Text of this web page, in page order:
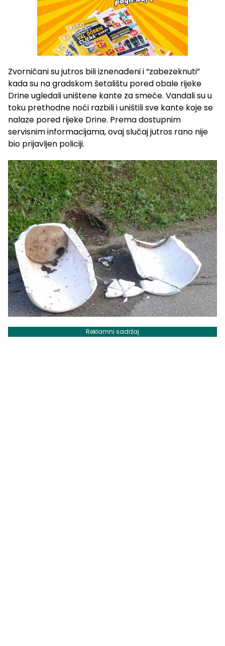
Zvorničani su jutros bili iznenađeni i “zabezeknuti”
kada su na gradskom šetalištu pored obale rijeke
Drine ugledali uništene kante za smeće. Vandali su u
toku prethodne noći razbili i uništili sve kante koje se
nalaze pored rijeke Drine. Prema dostupnim
servisnim informacijama, ovaj slučaj jutros rano nije
bio prijavljen policiji.
Reklamni sadržaj